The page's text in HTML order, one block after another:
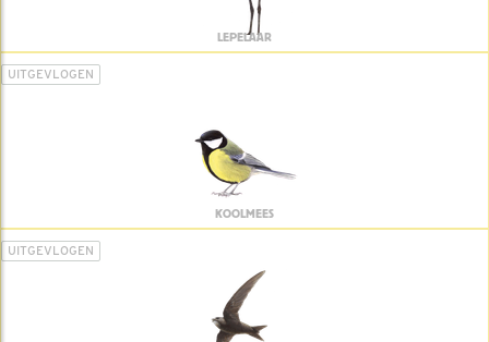
LEPELAAR
UITGEVLOGEN
KOOLMEES
UITGEVLOGEN